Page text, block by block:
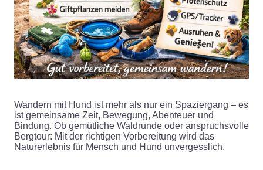
Wandern mit Hund ist mehr als nur ein Spaziergang – es
ist gemeinsame Zeit, Bewegung, Abenteuer und
Bindung. Ob gemütliche Waldrunde oder anspruchsvolle
Bergtour: Mit der richtigen Vorbereitung wird das
Naturerlebnis für Mensch und Hund unvergesslich.